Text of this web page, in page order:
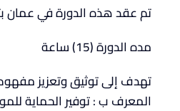
تم عقد هذه الدورة في عمان بتاريخ
مده الدورة (15) ساعة
تهدف إلى توثيق وتعزيز
المعرف ب : توفير الحماية